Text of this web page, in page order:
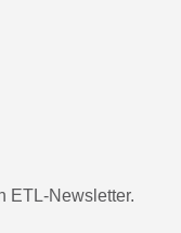
ETL-Newsletter.